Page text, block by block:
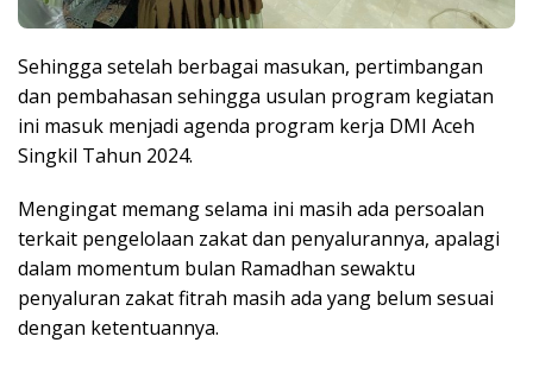
Sehingga setelah berbagai masukan, pertimbangan
dan pembahasan sehingga usulan program kegiatan
ini masuk menjadi agenda program kerja DMI Aceh
Singkil Tahun 2024.
Mengingat memang selama ini masih ada persoalan
terkait pengelolaan zakat dan penyalurannya, apalagi
dalam momentum bulan Ramadhan sewaktu
penyaluran zakat fitrah masih ada yang belum sesuai
dengan ketentuannya.